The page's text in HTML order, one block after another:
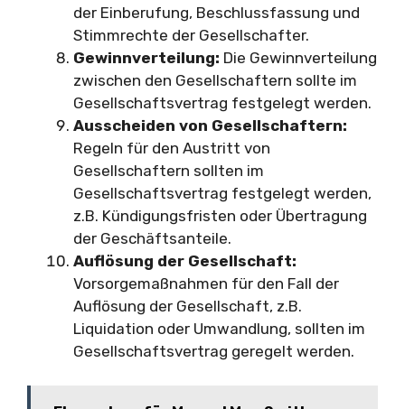
der Einberufung, Beschlussfassung und
Stimmrechte der Gesellschafter.
Gewinnverteilung: Die Gewinnverteilung
zwischen den Gesellschaftern sollte im
Gesellschaftsvertrag festgelegt werden.
Ausscheiden von Gesellschaftern:
Regeln für den Austritt von
Gesellschaftern sollten im
Gesellschaftsvertrag festgelegt werden,
z.B. Kündigungsfristen oder Übertragung
der Geschäftsanteile.
Auflösung der Gesellschaft:
Vorsorgemaßnahmen für den Fall der
Auflösung der Gesellschaft, z.B.
Liquidation oder Umwandlung, sollten im
Gesellschaftsvertrag geregelt werden.